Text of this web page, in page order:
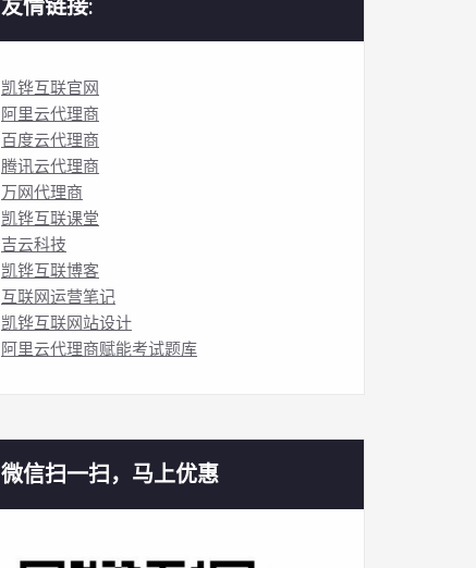
友情链接:
凯铧互联官网
阿里云代理商
百度云代理商
腾讯云代理商
万网代理商
凯铧互联课堂
吉云科技
凯铧互联博客
互联网运营笔记
凯铧互联网站设计
阿里云代理商赋能考试题库
微信扫一扫，马上优惠